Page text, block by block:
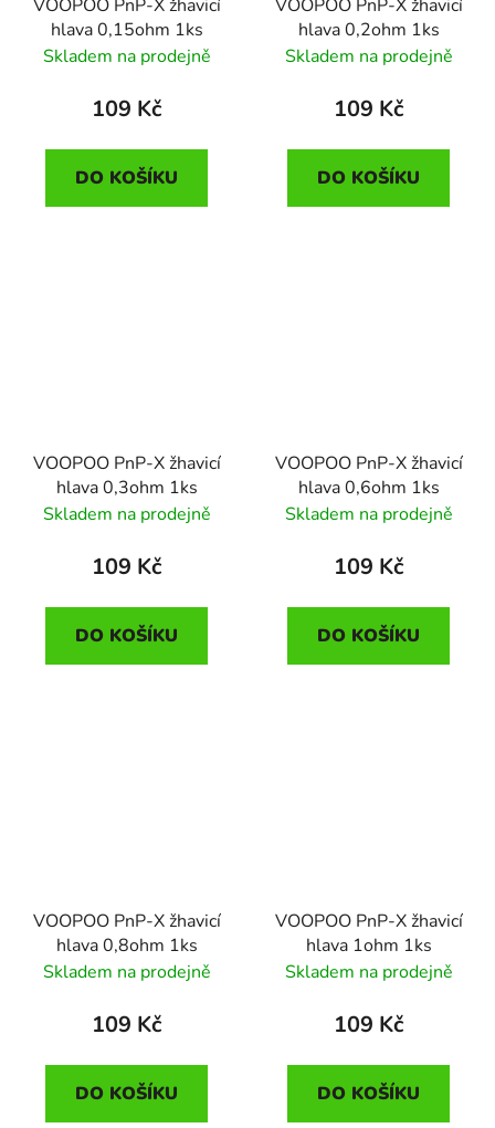
VOOPOO PnP-X žhavicí
hlava 0,15ohm 1ks
Skladem na prodejně
109 Kč
DO KOŠÍKU
VOOPOO PnP-X žhavicí
hlava 0,2ohm 1ks
Skladem na prodejně
109 Kč
DO KOŠÍKU
VOOPOO PnP-X žhavicí
hlava 0,3ohm 1ks
Skladem na prodejně
109 Kč
DO KOŠÍKU
VOOPOO PnP-X žhavicí
hlava 0,6ohm 1ks
Skladem na prodejně
109 Kč
DO KOŠÍKU
VOOPOO PnP-X žhavicí
hlava 0,8ohm 1ks
Skladem na prodejně
109 Kč
DO KOŠÍKU
VOOPOO PnP-X žhavicí
hlava 1ohm 1ks
Skladem na prodejně
109 Kč
DO KOŠÍKU